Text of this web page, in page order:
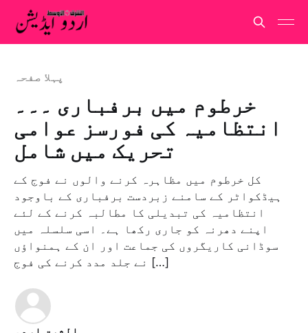
پہلا صفحہ
خرطوم میں برفباری ۔۔۔
انتظامیہ کی فورسز عوامی
تحریک میں شامل
کل خرطوم میں مظاہرہ کرنے والوں نے فوج کے
ہیڈکواٹر کے سامنے زبردست برفباری کے باوجود
انتظامیہ کی تبدیلی کا مطالبہ کرنے کے لئے
اپنے دھرنہ کو جاری رکھا ہے۔ اسی سلسلہ میں
سوڈانی کاریگروں کی جماعت اور ان کے ہمنواؤں
نے جلد مدد کرنے کی فوج […]